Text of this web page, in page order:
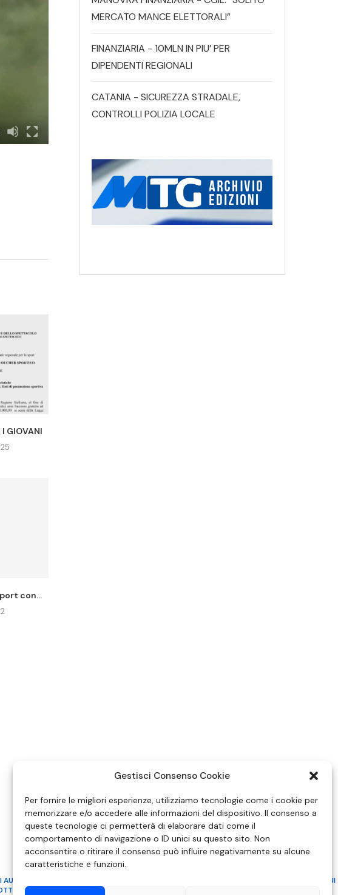
Gestisci Consenso Cookie
Per fornire le migliori esperienze, utilizziamo tecnologie come i cookie per
memorizzare e/o accedere alle informazioni del dispositivo. Il consenso a
queste tecnologie ci permetterà di elaborare dati come il
comportamento di navigazione o ID unici su questo sito. Non
acconsentire o ritirare il consenso può influire negativamente su alcune
caratteristiche e funzioni.
I GIOVANI
con...
MERCATO MANCE ELETTORALI”
FINANZIARIA - 10MLN IN PIU’ PER
DIPENDENTI REGIONALI
CATANIA - SICUREZZA STRADALE,
CONTROLLI POLIZIA LOCALE
IN MATERIA DI ATTUAZIONE DEL PRINCIPIO DEL PLURALISMO, DI CUI
DALLA LEGGE 6 NOVEMBRE 2003, N. 313